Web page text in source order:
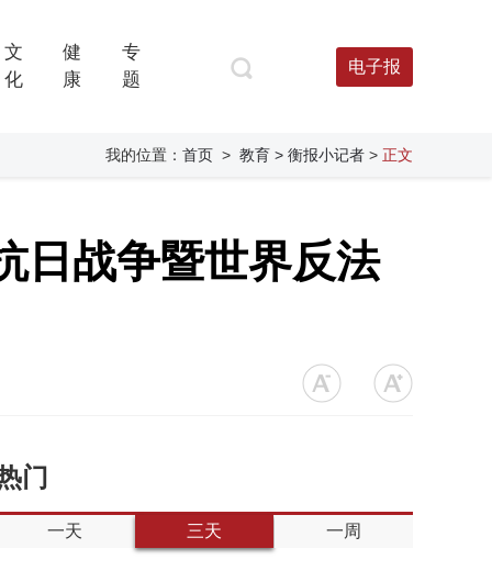
文
化
健
康
专
题
电子报
我的位置： 首页 > 教育 > 衡报小记者 > 正文
日战争暨世界反法
门
一天 三天 一周